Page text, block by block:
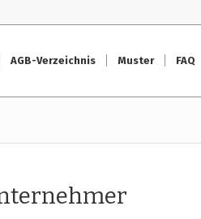
AGB-Verzeichnis Muster FAQ